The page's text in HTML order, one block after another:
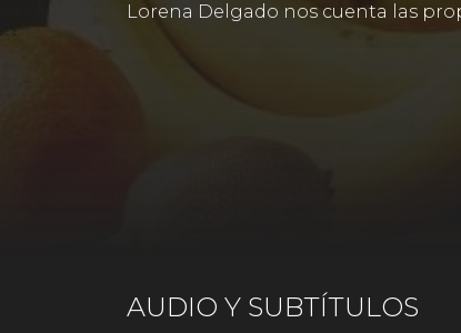
Lorena Delgado nos cuenta las
AUDIO Y SUBTÍTULOS